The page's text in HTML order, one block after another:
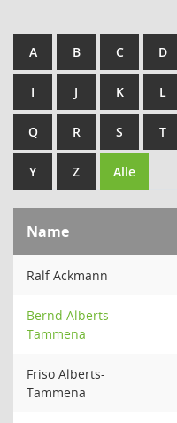
A B C D
I J K L
Q R S T
Y Z Alle
Name
Ralf Ackmann
Bernd Alberts-
Tammena
Friso Alberts-
Tammena